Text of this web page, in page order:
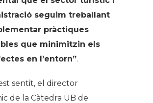
seguim treballant
pràctiques
que minimitzin els
en l’entorn”.
sentit, el director
de la Càtedra UB de